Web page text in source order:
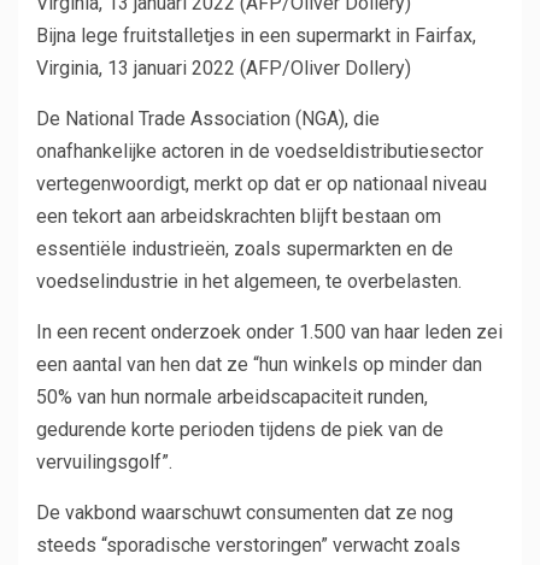
Bijna lege fruitstalletjes in een supermarkt in Fairfax,
Virginia, 13 januari 2022 (AFP/Oliver Dollery)
De National Trade Association (NGA), die
onafhankelijke actoren in de voedseldistributiesector
vertegenwoordigt, merkt op dat er op nationaal niveau
een tekort aan arbeidskrachten blijft bestaan ​​om
essentiële industrieën, zoals supermarkten en de
voedselindustrie in het algemeen, te overbelasten.
In een recent onderzoek onder 1.500 van haar leden zei
een aantal van hen dat ze “hun winkels op minder dan
50% van hun normale arbeidscapaciteit runden,
gedurende korte perioden tijdens de piek van de
vervuilingsgolf”.
De vakbond waarschuwt consumenten dat ze nog
steeds “sporadische verstoringen” verwacht zoals